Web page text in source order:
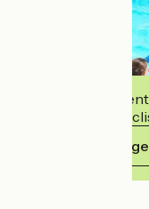
Cet
accueillir des
Voir ses